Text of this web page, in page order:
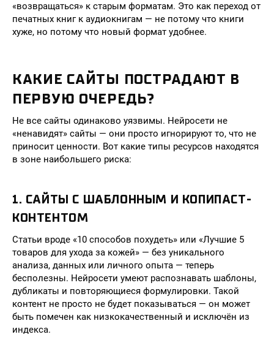
«возвращаться» к старым форматам. Это как переход от
печатных книг к аудиокнигам — не потому что книги
хуже, но потому что новый формат удобнее.
КАКИЕ САЙТЫ ПОСТРАДАЮТ В
ПЕРВУЮ ОЧЕРЕДЬ?
Не все сайты одинаково уязвимы. Нейросети не
«ненавидят» сайты — они просто игнорируют то, что не
приносит ценности. Вот какие типы ресурсов находятся
в зоне наибольшего риска:
1. САЙТЫ С ШАБЛОННЫМ И КОПИПАСТ-
КОНТЕНТОМ
Статьи вроде «10 способов похудеть» или «Лучшие 5
товаров для ухода за кожей» — без уникального
анализа, данных или личного опыта — теперь
бесполезны. Нейросети умеют распознавать шаблоны,
дубликаты и повторяющиеся формулировки. Такой
контент не просто не будет показываться — он может
быть помечен как низкокачественный и исключён из
индекса.